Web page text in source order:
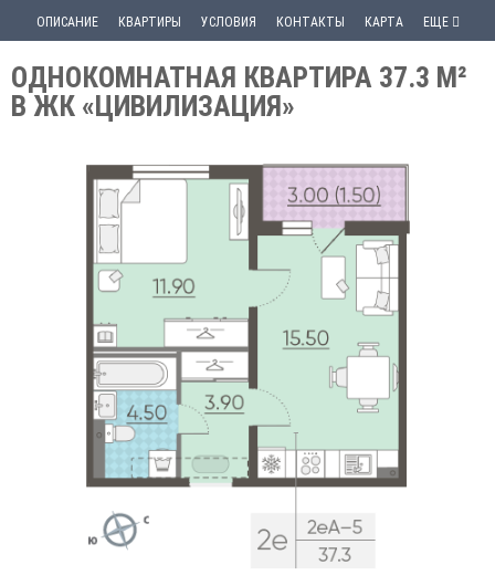
ОПИСАНИЕ КВАРТИРЫ УСЛОВИЯ КОНТАКТЫ КАРТА ЕЩЕ
ОДНОКОМНАТНАЯ КВАРТИРА 37.3 М²
В ЖК «ЦИВИЛИЗАЦИЯ»